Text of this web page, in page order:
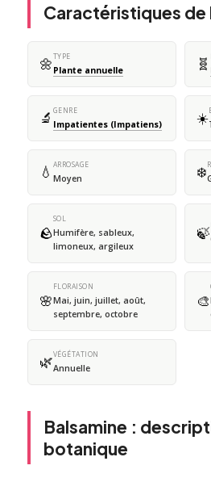
Caractéristiques de
🌼TYPE
Plante annuelle 🧬
🔬 GENRE
Impatientes (Impatiens) ☀️
💧 ARROSAGE
Moyen ❄️
🪨
SOL
Humifère, sableux,
limoneux, argileux
🍃
🌸
FLORAISON
Mai, juin, juillet, août,
septembre, octobre
🎨
🌿VÉGÉTATION
Annuelle
Balsamine :
botanique